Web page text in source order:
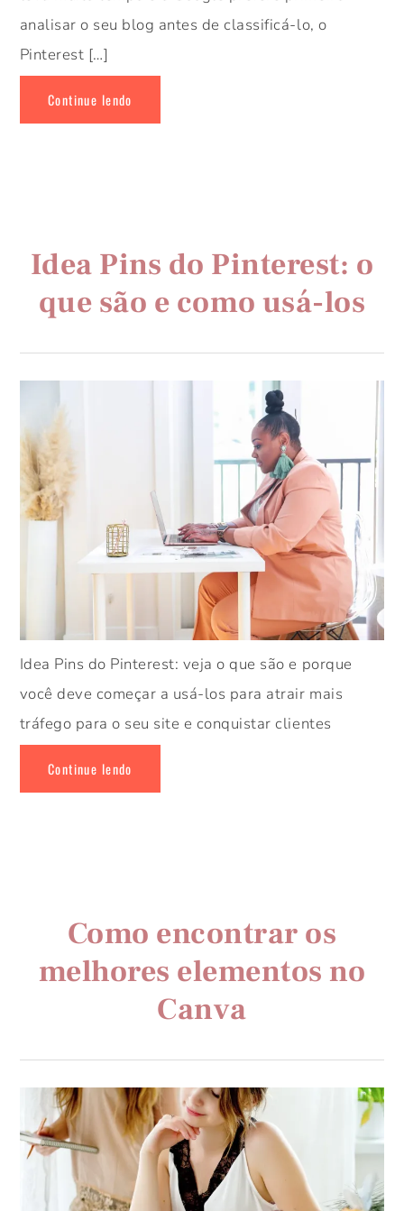
analisar o seu blog antes de classificá-lo, o
Pinterest […]
Continue lendo
Idea Pins do Pinterest: o
que são e como usá-los
Idea Pins do Pinterest: veja o que são e porque
você deve começar a usá-los para atrair mais
tráfego para o seu site e conquistar clientes
Continue lendo
Como encontrar os
melhores elementos no
Canva